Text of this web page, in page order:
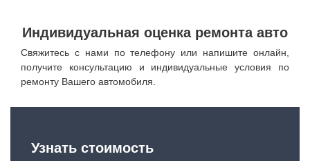
Индивидуальная оценка ремонта авто
Свяжитесь с нами по телефону или напишите онлайн,
получите консультацию и индивидуальные условия по
ремонту Вашего автомобиля.
Узнать стоимость